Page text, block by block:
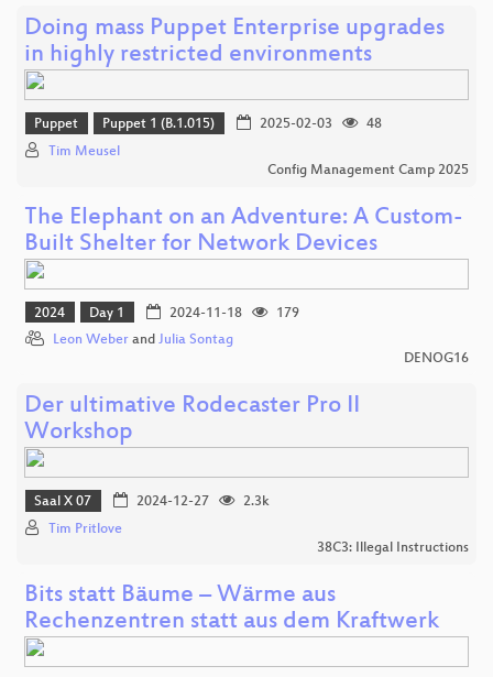
Doing mass Puppet Enterprise upgrades
in highly restricted environments
Puppet Puppet 1 (B.1.015) 2025-02-03
48
Tim Meusel
Config Management Camp 2025
The Elephant on an Adventure: A Custom-
Built Shelter for Network Devices
2024 Day 1 2024-11-18
179
Leon Weber and Julia Sontag
DENOG16
Der ultimative Rodecaster Pro II
Workshop
Saal X 07 2024-12-27
2.3k
Tim Pritlove
38C3: Illegal Instructions
Bits statt Bäume – Wärme aus
Rechenzentren statt aus dem Kraftwerk